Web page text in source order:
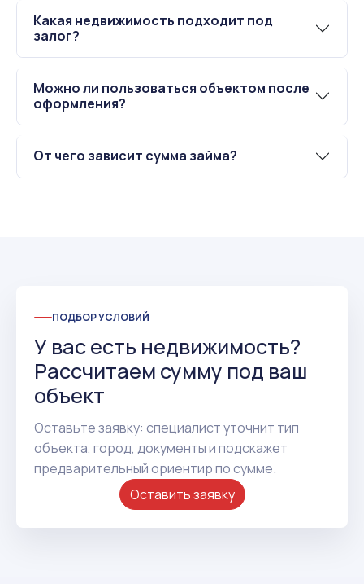
Какая недвижимость подходит под
залог?
Можно ли пользоваться объектом после
оформления?
От чего зависит сумма займа?
ПОДБОР УСЛОВИЙ
У вас есть недвижимость?
Рассчитаем сумму под ваш
объект
Оставьте заявку: специалист уточнит тип
объекта, город, документы и подскажет
предварительный ориентир по сумме.
Оставить заявку